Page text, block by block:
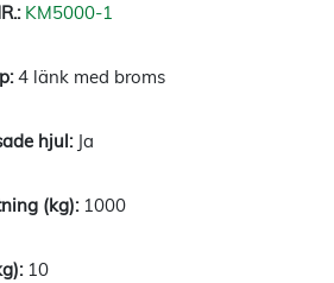
KM5000-1
4 länk med broms
Ja
1000
10